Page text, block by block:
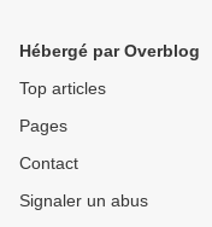
Hébergé par Overblog
Top articles
Pages
Contact
Signaler un abus